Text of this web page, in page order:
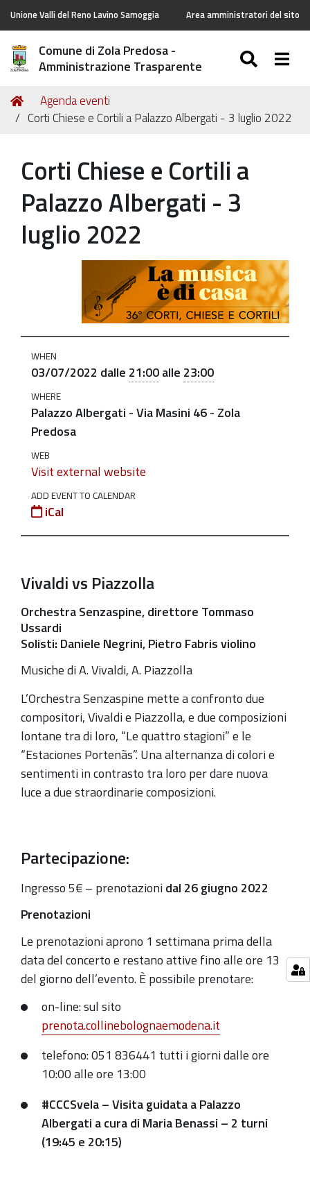
Unione Valli del Reno Lavino Samoggia Area amministratori del sito
Comune di Zola Predosa -
Amministrazione Trasparente
Tu
sei
Home
Agenda eventi
Corti Chiese e Cortili a Palazzo Albergati - 3 luglio 2022
Corti Chiese e Cortili a
Palazzo Albergati - 3
luglio 2022
https://old.comune.zolapredosa.bo.it/events/
albergati_3_lug_2022
Corti
Cortili
Palazzo
Albergati
luglio
2022-
03T21:00:00+02:00
2022-
03T23:00:00+02:00
WHEN
03/07/2022 dalle 21:00alle 23:00
WHERE
Palazzo Albergati - Via Masini 46 - Zola
Predosa
WEB
Visit external website
ADD EVENT TO CALENDAR
iCal
Vivaldi vs Piazzolla
Orchestra Senzaspine, direttore Tommaso
Ussardi
Solisti: Daniele Negrini, Pietro Fabris violino
Musiche di A. Vivaldi, A. Piazzolla
L’Orchestra Senzaspine mette a confronto due
compositori, Vivaldi e Piazzolla, e due composizioni
lontane tra di loro, “Le quattro stagioni” e le
“Estaciones Portenãs”. Una alternanza di colori e
sentimenti in contrasto tra loro per dare nuova
luce a due straordinarie composizioni.
Partecipazione:
Ingresso 5€ – prenotazionidal 26 giugno 2022
Prenotazioni
Le prenotazioni aprono 1 settimana prima della
data del concerto e restano attive fino alle ore 13
del giorno dell’evento. È possibile prenotare:
on-line: sul sito
prenota.collinebolognaemodena.it
telefono: 051 836441 tutti i giorni dalle ore
10:00 alle ore 13:00
#CCCSvela – Visita guidata a Palazzo
Albergati a cura di Maria Benassi – 2 turni
(19:45 e 20:15)